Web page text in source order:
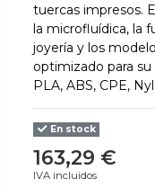
tuercas impresos.
la microfluídica, la
joyería y los
optimizado para
PLA, ABS, CPE,
En stock
163,29 €
IVA incluidos